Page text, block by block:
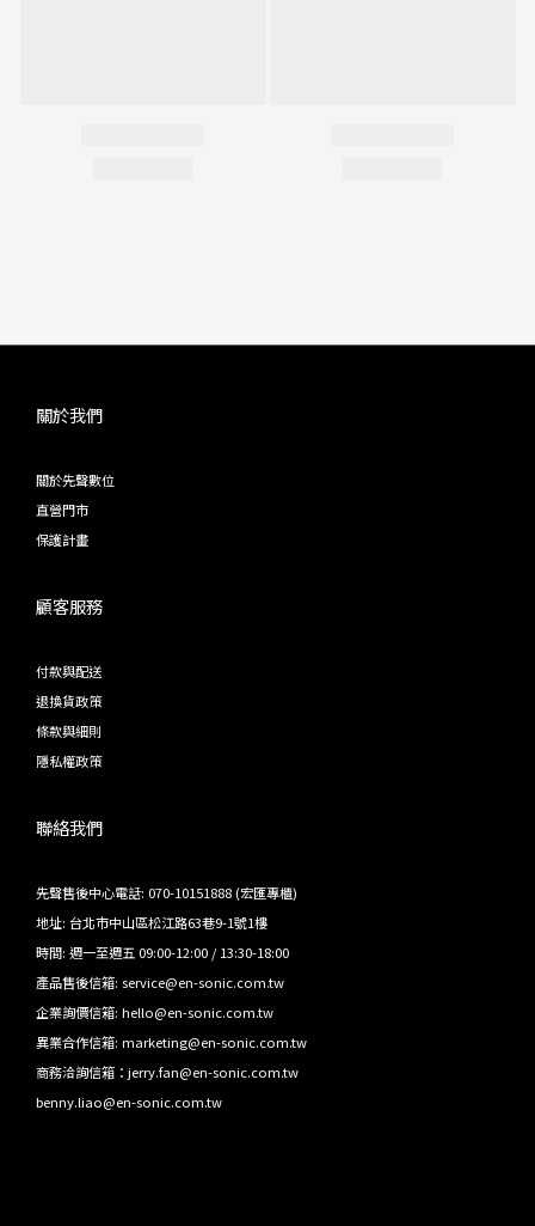
關於我們
關於先聲數位
直營門市
保護計畫
顧客服務
付款與配送
退換貨政策
條款與細則
隱私權政策
聯絡我們
先聲售後中心電話: 070-10151888 (宏匯專櫃)
地址: 台北市中山區松江路63巷9-1號1樓
時間: 週一至週五 09:00-12:00 / 13:30-18:00
產品售後信箱: service@en-sonic.com.tw
企業詢價信箱: hello@en-sonic.com.tw
異業合作信箱: marketing@en-sonic.com.tw
商務洽詢信箱：jerry.fan@en-sonic.com.tw
benny.liao@en-sonic.com.tw